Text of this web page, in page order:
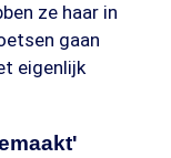
ze haar in
gaan
eigenlijk